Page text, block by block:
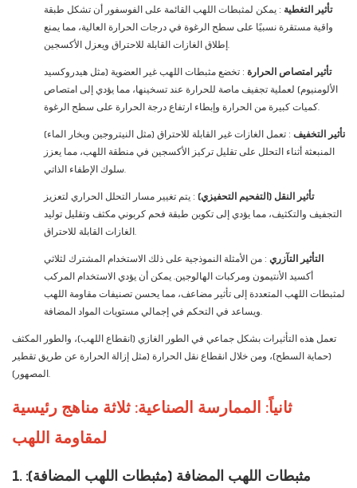
تأثير التغطية : يمكن لمثبطات اللهب القائمة على الفوسفور أن تشكل طبقة
واقية مستقرة نسبيًا على سطح الرغوة في درجات الحرارة العالية، مما يمنع
إطلاق الغازات القابلة للاحتراق ويعزل الأكسجين.
تأثير امتصاص الحرارة : تخضع مثبطات اللهب غير العضوية (مثل هيدروكسيد
الألومنيوم) لعملية تجفيف ماصة للحرارة عند تسخينها، مما يؤدي إلى امتصاص
كميات كبيرة من الحرارة وإبطاء ارتفاع درجة الحرارة على سطح الرغوة.
تأثير التخفيف : تعمل الغازات غير القابلة للاحتراق (مثل النيتروجين وبخار الماء)
المنبعثة أثناء التحلل على تقليل تركيز الأكسجين في منطقة اللهب، مما يعزز
سلوك الإطفاء الذاتي.
تأثير النقل (التفحيم التحفيزي) : يتم تغيير مسار التحلل الحراري لتعزيز
التجفيف والتكثيف، مما يؤدي إلى تكوين طبقة فحم كربوني مكثف وتقليل توليد
الغازات القابلة للاحتراق.
التأثير التآزري : من الأمثلة النموذجية على ذلك الاستخدام المشترك لثلاثي
أكسيد الأنتيمون ومركبات الهالوجين. يمكن أن يؤدي الاستخدام المركب
لمثبطات اللهب المتعددة إلى تأثير مضاعف، مما يحسن تصنيفات مقاومة اللهب
ويساعد في التحكم في إجمالي مستويات المواد المضافة.
تعمل هذه التأثيرات بشكل جماعي في الطور الغازي (انقطاع اللهب)، والطور المكثف
(حماية السطح)، ومن خلال انقطاع نقل الحرارة (مثل إزالة الحرارة عن طريق تقطير
المصهور).
ثانياً: الممارسة الصناعية: ثلاثة مناهج رئيسية
لمقاومة اللهب
1. مثبطات اللهب المضافة (مثبطات اللهب المضافة):